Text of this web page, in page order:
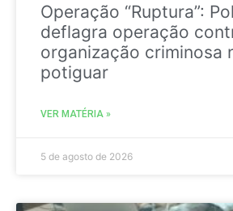
Operação “Ruptura”:
deflagra operação
organização criminosa
potiguar
VER MATÉRIA »
5 de agosto de 2026